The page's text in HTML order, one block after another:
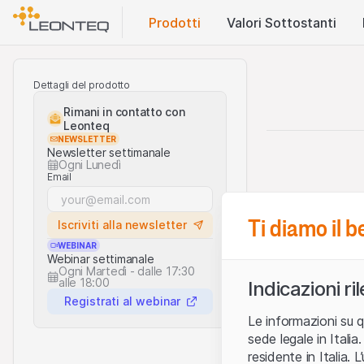
Prodotti Valori Sottostanti
Dettagli del prodotto
Rimani in contatto con
Leonteq
NEWSLETTER
Newsletter settimanale
Ogni Lunedì
Email
Iscriviti alla newsletter
WEBINAR
Webinar settimanale
Ogni Martedì - dalle 17:30
alle 18:00
Registrati al webinar
Ti diamo il
Indicazioni
Le informazioni su
sede legale in
residente in Italia.